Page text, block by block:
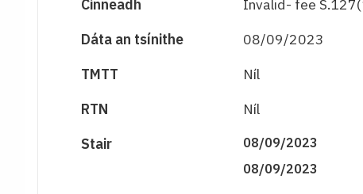
Cinneadh
Invalid- fee
Dáta an tsínithe
08/09/2023
TMTT
Níl
RTN
Níl
Stair
08/09/2023
08/09/2023